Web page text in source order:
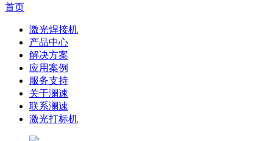
首页
激光焊接机
产品中心
解决方案
应用案例
服务支持
关于澜速
联系澜速
激光打标机